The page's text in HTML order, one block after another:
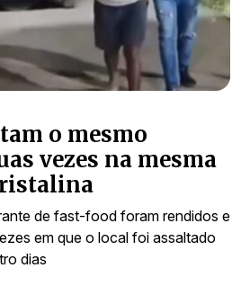
o mesmo
vezes na mesma
de fast-food foram rendidos e
em que o local foi assaltado
dias